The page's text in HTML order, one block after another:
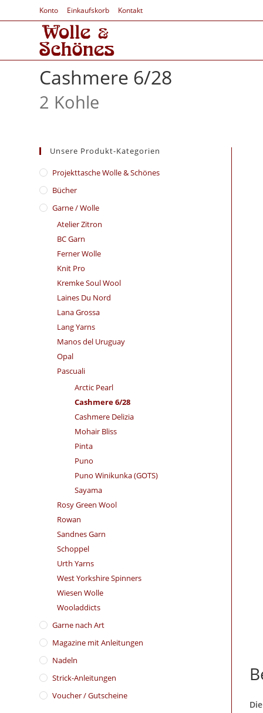
Konto Einkaufskorb Kontakt
Cashmere 6/28
2 Kohle
Unsere Produkt-Kategorien
​Projekttasche Wolle & Schönes
Bücher
Garne / Wolle
Atelier Zitron
BC Garn
Ferner Wolle
Knit Pro
Kremke Soul Wool
Laines Du Nord
Lana Grossa
Lang Yarns
Manos del Uruguay
Opal
Pascuali
Arctic Pearl
Cashmere 6/28
Cashmere Delizia
Mohair Bliss
Pinta
Puno
Puno Winikunka (GOTS)
Sayama
Rosy Green Wool
Rowan
Sandnes Garn
Schoppel
Urth Yarns
West Yorkshire Spinners
Wiesen Wolle
Wooladdicts
Garne nach Art
Magazine mit Anleitungen
Nadeln
Strick-Anleitungen
Voucher / Gutscheine